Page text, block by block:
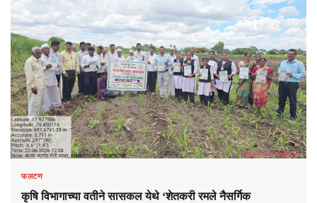
फलटण
कृषि विभागाच्या वतीने सासकल येथे ‘शेतकरी रमले नैसर्गिक